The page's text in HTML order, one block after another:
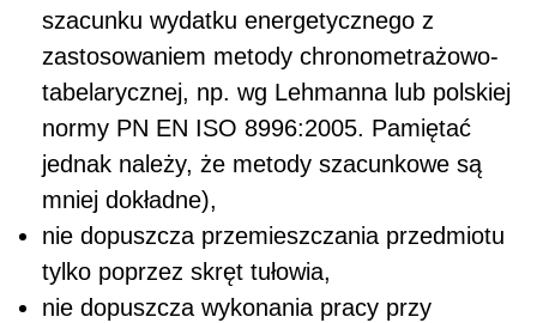
szacunku wydatku energetycznego z
zastosowaniem metody chronometrażowo-
tabelarycznej, np. wg Lehmanna lub polskiej
normy PN EN ISO 8996:2005. Pamiętać
jednak należy, że metody szacunkowe są
mniej dokładne),
nie dopuszcza przemieszczania przedmiotu
tylko poprzez skręt tułowia,
nie dopuszcza wykonania pracy przy